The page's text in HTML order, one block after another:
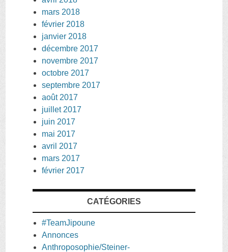
mars 2018
février 2018
janvier 2018
décembre 2017
novembre 2017
octobre 2017
septembre 2017
août 2017
juillet 2017
juin 2017
mai 2017
avril 2017
mars 2017
février 2017
CATÉGORIES
#TeamJipoune
Annonces
Anthroposophie/Steiner-